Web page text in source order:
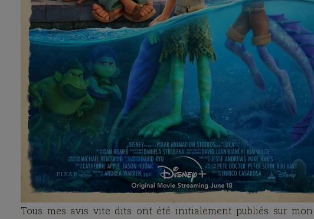
Tous mes avis vite dits ont été initialement publiés sur